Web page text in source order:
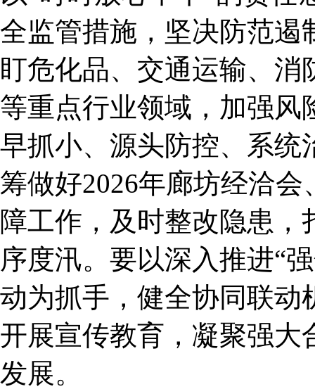
全监管措施，坚决防范遏
盯危化品、交通运输、
等重点行业领域，加强风
早抓小、源头防控、系统
筹做好2026年廊坊经洽
障工作，及时整改隐患
序度汛。要以深入推进“
动为抓手，健全协同联动
开展宣传教育，凝聚强大
发展。